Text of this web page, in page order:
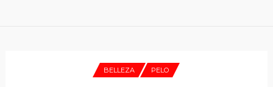
BELLEZA PELO